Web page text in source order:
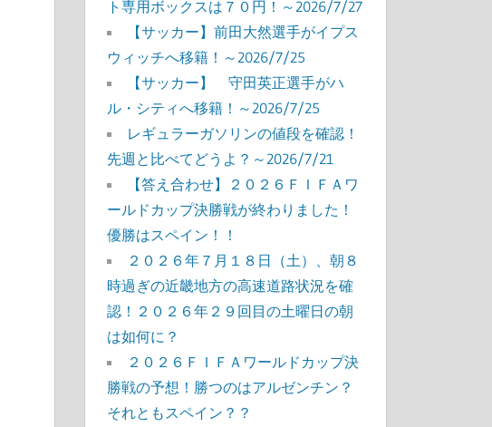
ト専用ボックスは７０円！～2026/7/27
【サッカー】前田大然選手がイプス
ウィッチへ移籍！～2026/7/25
【サッカー】 守田英正選手がハ
ル・シティへ移籍！～2026/7/25
レギュラーガソリンの値段を確認！
先週と比べてどうよ？～2026/7/21
【答え合わせ】２０２６ＦＩＦＡワ
ールドカップ決勝戦が終わりました！
優勝はスペイン！！
２０２６年７月１８日（土）、朝８
時過ぎの近畿地方の高速道路状況を確
認！２０２６年２９回目の土曜日の朝
は如何に？
２０２６ＦＩＦＡワールドカップ決
勝戦の予想！勝つのはアルゼンチン？
それともスペイン？？